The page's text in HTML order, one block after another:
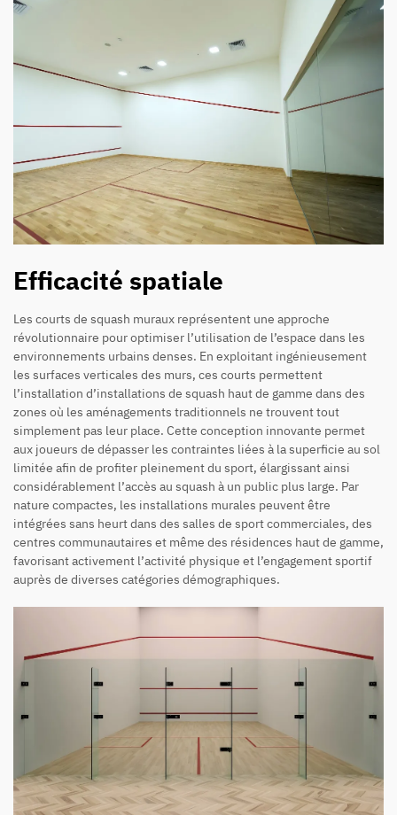
Efficacité spatiale
Les courts de squash muraux représentent une approche
révolutionnaire pour optimiser l’utilisation de l’espace dans les
environnements urbains denses. En exploitant ingénieusement
les surfaces verticales des murs, ces courts permettent
l’installation d’installations de squash haut de gamme dans des
zones où les aménagements traditionnels ne trouvent tout
simplement pas leur place. Cette conception innovante permet
aux joueurs de dépasser les contraintes liées à la superficie au sol
limitée afin de profiter pleinement du sport, élargissant ainsi
considérablement l’accès au squash à un public plus large. Par
nature compactes, les installations murales peuvent être
intégrées sans heurt dans des salles de sport commerciales, des
centres communautaires et même des résidences haut de gamme,
favorisant activement l’activité physique et l’engagement sportif
auprès de diverses catégories démographiques.